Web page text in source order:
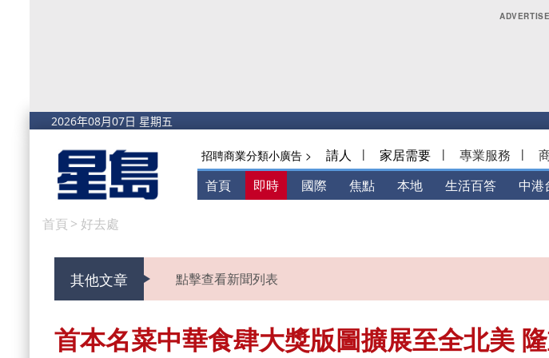
招聘商業分類小廣告 > 請人 | 家居需要 | 專業服務 |
首頁 即時 國際 焦點 本地 生活百答 中港
首頁 > 好去處
其他文章 點擊查看新聞列表
首本名菜中華食肆大獎版圖擴展至全北美